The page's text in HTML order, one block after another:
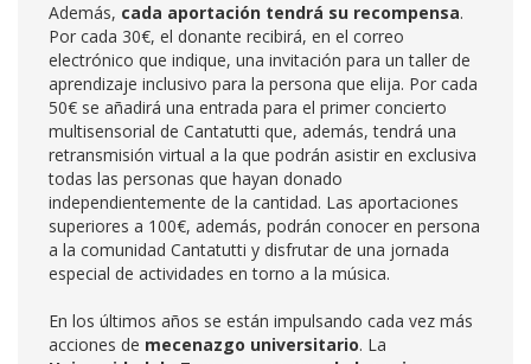
Además, cada aportación tendrá su recompensa.
Por cada 30€, el donante recibirá, en el correo
electrónico que indique, una invitación para un taller de
aprendizaje inclusivo para la persona que elija. Por cada
50€ se añadirá una entrada para el primer concierto
multisensorial de Cantatutti que, además, tendrá una
retransmisión virtual a la que podrán asistir en exclusiva
todas las personas que hayan donado
independientemente de la cantidad. Las aportaciones
superiores a 100€, además, podrán conocer en persona
a la comunidad Cantatutti y disfrutar de una jornada
especial de actividades en torno a la música.
En los últimos años se están impulsando cada vez más
acciones de mecenazgo universitario. La